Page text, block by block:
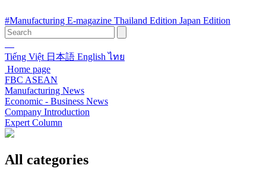
#Manufacturing E-magazine Thailand Edition Japan Edition
Tiếng Việt 日本語 Englishไทย
Home page
FBC ASEAN
Manufacturing News
Economic - Business News
Company Introduction
Expert Column
All categories